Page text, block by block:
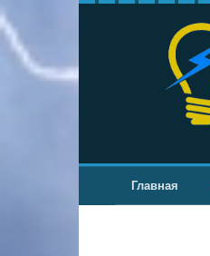
Перейти
к
контенту
Главная